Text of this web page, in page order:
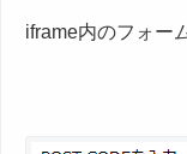
iframe内のフォー